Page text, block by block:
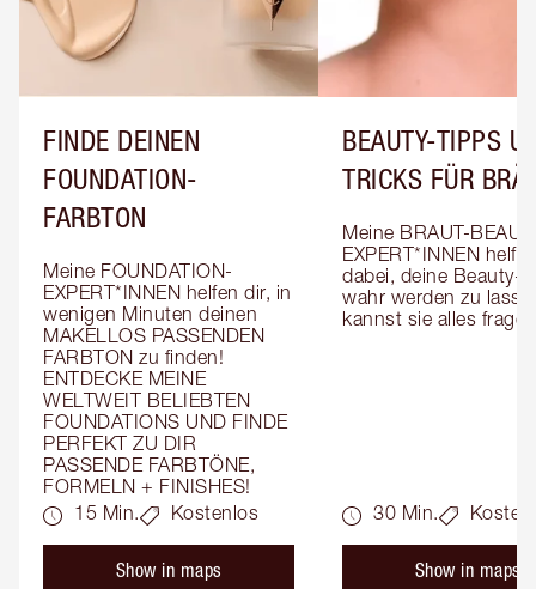
FINDE DEINEN
FOUNDATION-
FARBTON
Meine FOUNDATION-
EXPERT*INNEN helfen dir, in
wenigen Minuten deinen
MAKELLOS PASSENDEN
FARBTON zu finden!
ENTDECKE MEINE
WELTWEIT BELIEBTEN
FOUNDATIONS UND FINDE
PERFEKT ZU DIR
PASSENDE FARBTÖNE,
FORMELN + FINISHES!
15 Min.
Kostenlos
Show in maps
BEAUTY-TIPPS
TRICKS FÜR
Meine BRAUT-
EXPERT*INNEN
dabei, deine Beauty-
wahr werden zu
kannst sie alles
30 Min.
Show in maps